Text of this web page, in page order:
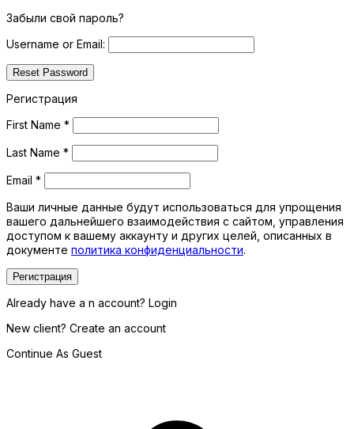
Забыли свой пароль?
Username or Email:
Регистрация
First Name *
Last Name *
Email *
Ваши личные данные будут использоваться для упрощения
вашего дальнейшего взаимодействия с сайтом, управления
доступом к вашему аккаунту и других целей, описанных в
документе политика конфиденциальности.
Регистрация
Already have a n account? Login
New client? Create an account
Continue As Guest